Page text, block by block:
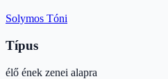
Solymos Tóni
Típus
élő ének zenei alapra